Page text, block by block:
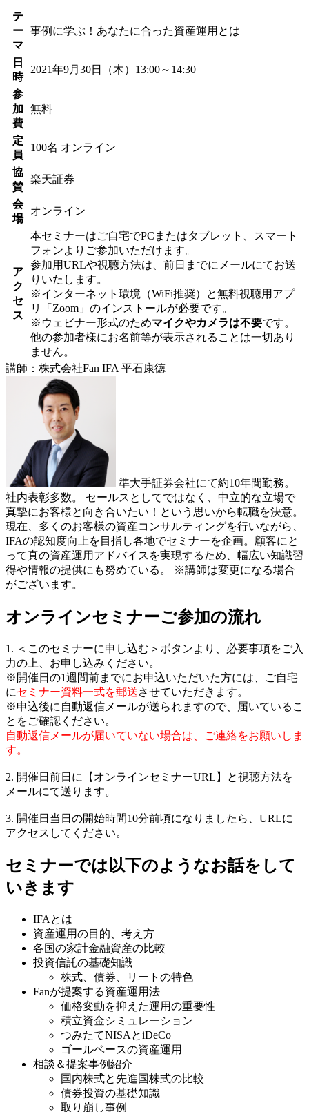
テ
ー
マ
事例に学ぶ！あなたに合った資産運用とは
日
時
2021年9月30日（木）13:00～14:30
参
加
費
無料
定
員
100名 オンライン
協
賛
楽天証券
会
場
オンライン
ア
ク
セ
ス
本セミナーはご自宅でPCまたはタブレット、スマート
フォンよりご参加いただけます。
参加用URLや視聴方法は、前日までにメールにてお送
りいたします。
※インターネット環境（WiFi推奨）と無料視聴用アプ
リ「Zoom」のインストールが必要です。
※ウェビナー形式のためマイクやカメラは不要です。
他の参加者様にお名前等が表示されることは一切あり
ません。
講師：株式会社Fan IFA 平石康徳
準大手証券会社にて約10年間勤務。
社内表彰多数。 セールスとしてではなく、中立的な立場で
真摯にお客様と向き合いたい！という思いから転職を決意。
現在、多くのお客様の資産コンサルティングを行いながら、
IFAの認知度向上を目指し各地でセミナーを企画。顧客にと
って真の資産運用アドバイスを実現するため、幅広い知識習
得や情報の提供にも努めている。
※講師は変更になる場合
がございます。
オンラインセミナーご参加の流れ
1. ＜このセミナーに申し込む＞ボタンより、必要事項をご入
力の上、お申し込みください。
※開催日の1週間前までにお申込いただいた方には、ご自宅
にセミナー資料一式を郵送させていただきます。
※申込後に自動返信メールが送られますので、届いているこ
とをご確認ください。
自動返信メールが届いていない場合は、ご連絡をお願いしま
す。
2. 開催日前日に【オンラインセミナーURL】と視聴方法を
メールにて送ります。
3. 開催日当日の開始時間10分前頃になりましたら、URLに
アクセスしてください。
​セミナーでは以下のようなお話をして
いきます
IFAとは
資産運用の目的、考え方
各国の家計金融資産の比較
投資信託の基礎知識
株式、債券、リートの特色
Fanが提案する資産運用法
価格変動を抑えた運用の重要性
積立資金シミュレーション
つみたてNISAとiDeCo
ゴールベースの資産運用
相談＆提案事例紹介
国内株式と先進国株式の比較
債券投資の基礎知識
取り崩し事例